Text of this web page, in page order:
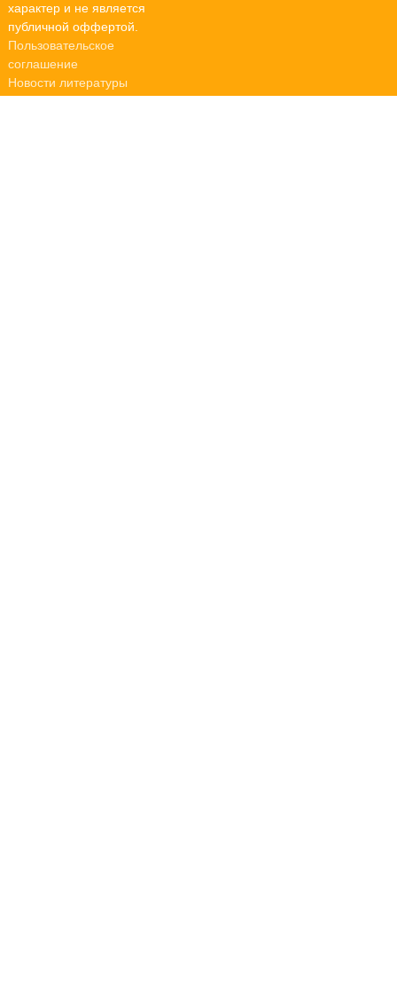
характер и не является
публичной оффертой.
Пользовательское
соглашение
Новости литературы